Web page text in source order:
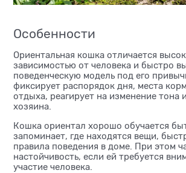
Особенности
Ориентальная кошка отличается
зависимостью от человека и быстро
поведенческую модель под его
фиксирует распорядок дня, места
отдыха, реагирует на изменение тона
хозяина.
Кошка ориентал хорошо обучается
запоминает, где находятся вещи,
правила поведения в доме. При этом
настойчивость, если ей требуется
участие человека.